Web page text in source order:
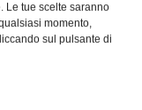
Le tue scelte saranno
momento,
sul pulsante di